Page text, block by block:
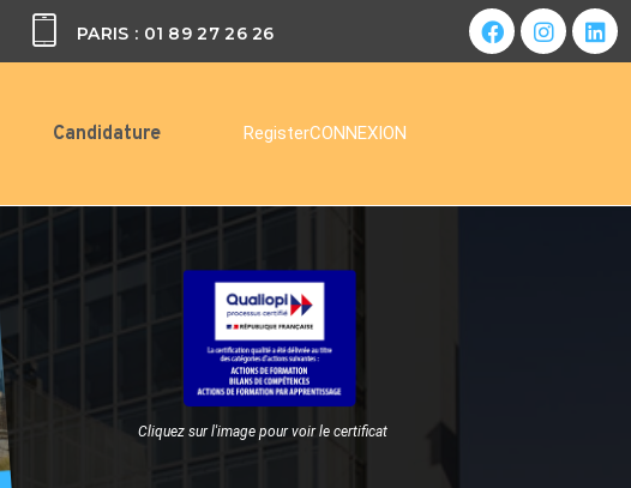
PARIS : 01 89 27 26 26
Candidature RegisterCONNEXION
Cliquez sur l'image pour voir le certificat